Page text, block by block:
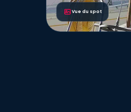
Vue du spot